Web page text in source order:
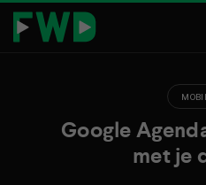
Google
met je